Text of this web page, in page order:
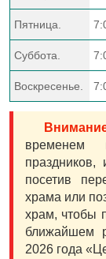
Пятница.
Суббота.
Воскресенье.
временем
посетив
храма или
храм, чтобы
ближайшем
2026 года